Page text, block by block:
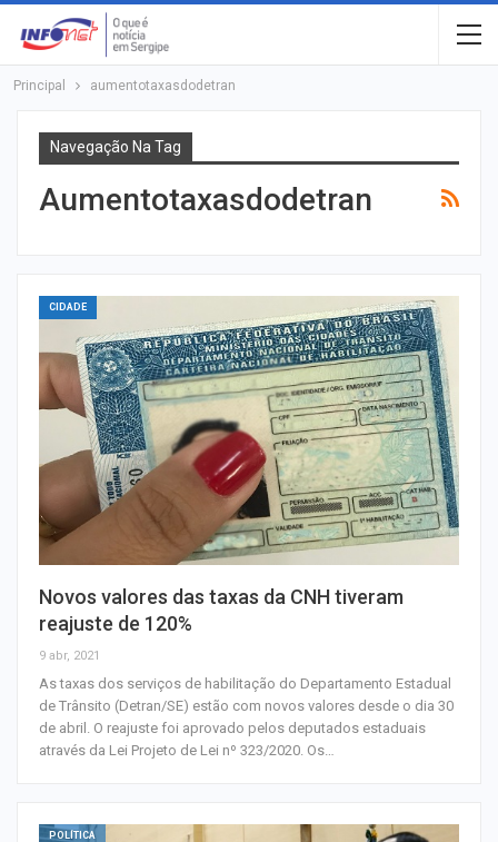
Principal aumentotaxasdodetran
Navegação Na Tag
Aumentotaxasdodetran
CIDADE
Novos valores das taxas da CNH tiveram
reajuste de 120%
9 abr, 2021
As taxas dos serviços de habilitação do Departamento Estadual
de Trânsito (Detran/SE) estão com novos valores desde o dia 30
de abril. O reajuste foi aprovado pelos deputados estaduais
através da Lei Projeto de Lei nº 323/2020. Os…
POLÍTICA